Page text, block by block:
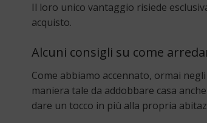
Il loro unico vantaggio risiede
acquisto.
Alcuni consigli su come
Come abbiamo accennato, ormai
maniera tale da addobbare casa
dare un tocco in più alla propria